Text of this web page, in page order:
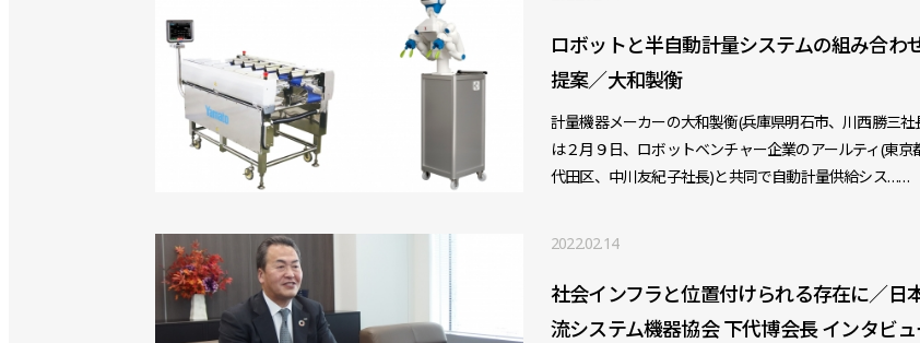
ロボットと半自動計量システムの組み合わ
提案／大和製衡
計量機器メーカーの大和製衡(兵庫県明石市、川西勝三社
は２月９日、ロボットベンチャー企業のアールティ(東京
代田区、中川友紀子社長)と共同で自動計量供給シス……
2022.02.14
社会インフラと位置付けられる存在に／日
流システム機器協会 下代博会長 インタビ